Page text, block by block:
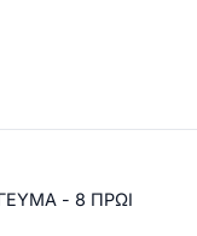
- 8 ΠΡΩΙ